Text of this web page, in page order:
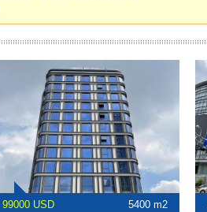
99000 USD 5400 m2